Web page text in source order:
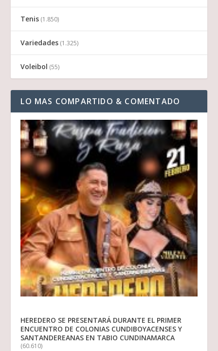
Tenis (1.850)
Variedades (1.325)
Voleibol (55)
LO MAS COMPARTIDO & COMENTADO
HEREDERO SE PRESENTARÁ DURANTE EL PRIMER
ENCUENTRO DE COLONIAS CUNDIBOYACENSES Y
SANTANDEREANAS EN TABIO CUNDINAMARCA
(60.610)